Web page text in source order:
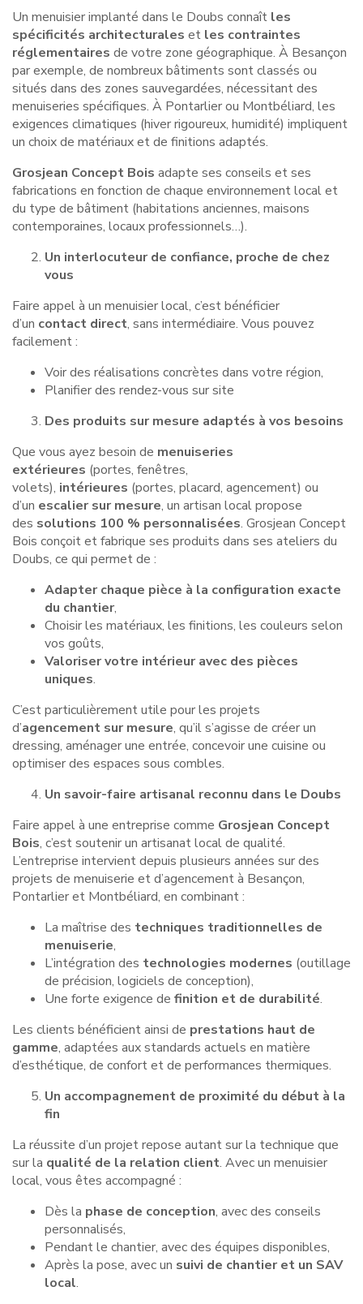
Un menuisier implanté dans le Doubs connaît les
spécificités architecturales et les contraintes
réglementaires de votre zone géographique. À Besançon
par exemple, de nombreux bâtiments sont classés ou
situés dans des zones sauvegardées, nécessitant des
menuiseries spécifiques. À Pontarlier ou Montbéliard, les
exigences climatiques (hiver rigoureux, humidité) impliquent
un choix de matériaux et de finitions adaptés.
Grosjean Concept Bois adapte ses conseils et ses
fabrications en fonction de chaque environnement local et
du type de bâtiment (habitations anciennes, maisons
contemporaines, locaux professionnels…).
Un interlocuteur de confiance, proche de chez
vous
Faire appel à un menuisier local, c’est bénéficier
d’un contact direct, sans intermédiaire. Vous pouvez
facilement :
Voir des réalisations concrètes dans votre région,
Planifier des rendez-vous sur site
Des produits sur mesure adaptés à vos besoins
Que vous ayez besoin de menuiseries
extérieures (portes, fenêtres,
volets), intérieures (portes, placard, agencement) ou
d’un escalier sur mesure, un artisan local propose
des solutions 100 % personnalisées. Grosjean Concept
Bois conçoit et fabrique ses produits dans ses ateliers du
Doubs, ce qui permet de :
Adapter chaque pièce à la configuration exacte
du chantier,
Choisir les matériaux, les finitions, les couleurs selon
vos goûts,
Valoriser votre intérieur avec des pièces
uniques.
C’est particulièrement utile pour les projets
d’agencement sur mesure, qu’il s’agisse de créer un
dressing, aménager une entrée, concevoir une cuisine ou
optimiser des espaces sous combles.
Un savoir-faire artisanal reconnu dans le Doubs
Faire appel à une entreprise comme Grosjean Concept
Bois, c’est soutenir un artisanat local de qualité.
L’entreprise intervient depuis plusieurs années sur des
projets de menuiserie et d’agencement à Besançon,
Pontarlier et Montbéliard, en combinant :
La maîtrise des techniques traditionnelles de
menuiserie,
L’intégration des technologies modernes (outillage
de précision, logiciels de conception),
Une forte exigence de finition et de durabilité.
Les clients bénéficient ainsi de prestations haut de
gamme, adaptées aux standards actuels en matière
d’esthétique, de confort et de performances thermiques.
Un accompagnement de proximité du début à la
fin
La réussite d’un projet repose autant sur la technique que
sur la qualité de la relation client. Avec un menuisier
local, vous êtes accompagné :
Dès la phase de conception, avec des conseils
personnalisés,
Pendant le chantier, avec des équipes disponibles,
Après la pose, avec un suivi de chantier et un SAV
local.